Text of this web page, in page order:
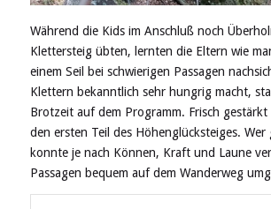
Während die Kids im Anschluß noch
Klettersteig übten, lernten die Eltern wie
einem Seil bei schwierigen Passagen
Klettern bekanntlich sehr hungrig macht,
Brotzeit auf dem Programm. Frisch gestärkt
den ersten Teil des Höhenglücksteiges.
konnte je nach Können, Kraft und Laune
Passagen bequem auf dem Wanderweg